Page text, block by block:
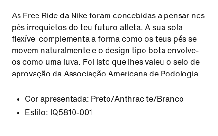
As Free Ride da Nike foram concebidas a pensar nos
pés irrequietos do teu futuro atleta. A sua sola
flexível complementa a forma como os teus pés se
movem naturalmente e o design tipo bota envolve-
os como uma luva. Foi isto que lhes valeu o selo de
aprovação da Associação Americana de Podologia.
Cor apresentada: Preto/Anthracite/Branco
Estilo: IQ5810-001